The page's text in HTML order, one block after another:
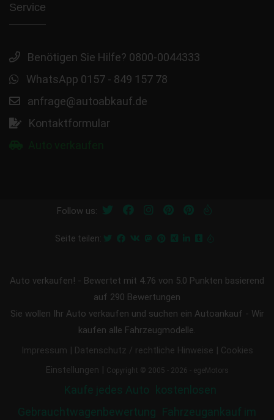
Service
Benötigen Sie Hilfe? 0800-0044333
WhatsApp 0157 - 849 157 78
anfrage@autoabkauf.de
Kontaktformular
Follow us:
Seite teilen:
Auto verkaufen! - Bewertet mit 4.76 von 5.0 Punkten basierend
auf 290 Bewertungen
Sie wollen Ihr Auto verkaufen und suchen ein Autoankauf - Wir
kaufen alle Fahrzeugmodelle.
Impressum | Datenschutz / rechtliche Hinweise | Cookies
Einstellungen | Copyright © 2005 - 2026 - egeMotors
Kaufe jedes Auto kostenlosen
Gebrauchtwagenbewertung Fahrzeugankauf im